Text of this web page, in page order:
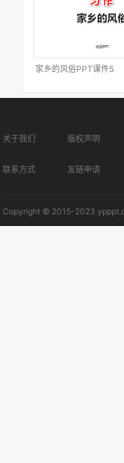
家乡的风俗PPT课件5
关于我们 版权声明
联系方式 友链申请
Copyright © 2015-2023